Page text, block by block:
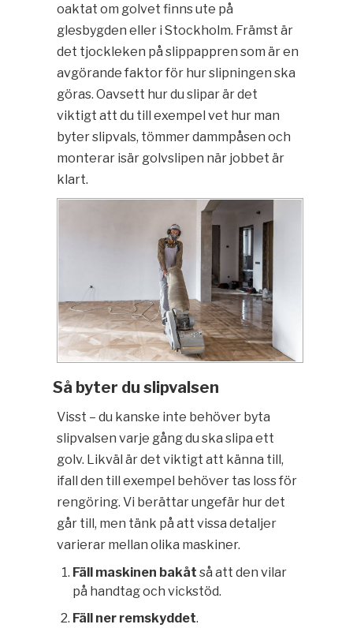
oaktat om golvet finns ute på
glesbygden eller i Stockholm. Främst är
det tjockleken på slippappren som är en
avgörande faktor för hur slipningen ska
göras. Oavsett hur du slipar är det
viktigt att du till exempel vet hur man
byter slipvals, tömmer dammpåsen och
monterar isär golvslipen när jobbet är
klart.
Så byter du slipvalsen
Visst – du kanske inte behöver byta
slipvalsen varje gång du ska slipa ett
golv. Likväl är det viktigt att känna till,
ifall den till exempel behöver tas loss för
rengöring. Vi berättar ungefär hur det
går till, men tänk på att vissa detaljer
varierar mellan olika maskiner.
Fäll maskinen bakåt så att den vilar
på handtag och vickstöd.
Fäll ner remskyddet.